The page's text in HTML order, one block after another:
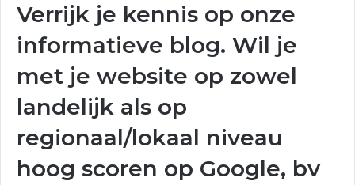
Verrijk je kennis op onze
informatieve blog. Wil je
met je website op zowel
landelijk als op
regionaal/lokaal niveau
hoog scoren op Google, bv